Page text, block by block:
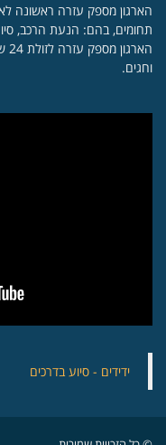
הארגון מספק עזרה ראשונה
תחומים, בהם: הנעת הרכב,
וחגים.
‏ידידים - סיוע בדרכים